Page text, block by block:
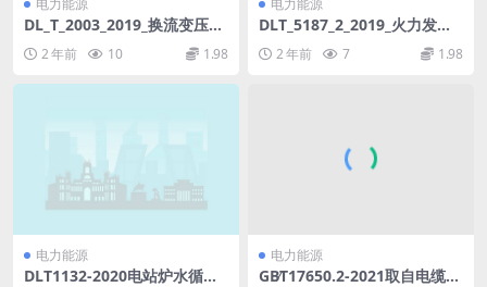
电力能源
DL_T_2003_2019_换流变压器
有载分接开关使用导则.pdf
2 年前 10 1.98
电力能源
DLT_5187_2_2019_火力发电
厂运煤设计技术规程_第2部分_
煤尘防治.pdf
2 年前 7 1.98
电力能源
DLT1132-2020电站炉水循环
电力能源
GB∕T17650.2-2021取自电缆或